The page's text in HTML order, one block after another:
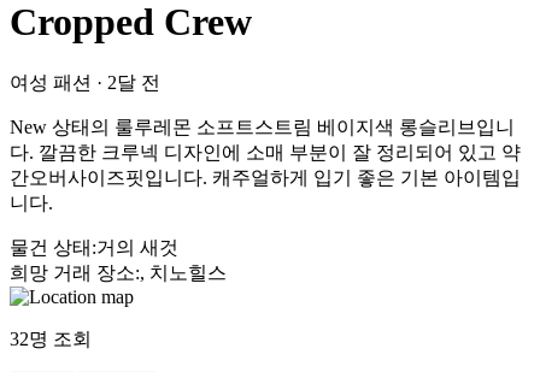
Cropped Crew
여성 패션 · 2달 전
New 상태의 룰루레몬 소프트스트림 베이지색 롱슬리브입니
다. 깔끔한 크루넥 디자인에 소매 부분이 잘 정리되어 있고 약
간오버사이즈핏입니다. 캐주얼하게 입기 좋은 기본 아이템입
니다.
물건 상태 :거의 새것
희망 거래 장소:, 치노힐스
32명 조회